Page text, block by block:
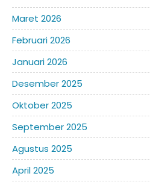
Maret 2026
Februari 2026
Januari 2026
Desember 2025
Oktober 2025
September 2025
Agustus 2025
April 2025